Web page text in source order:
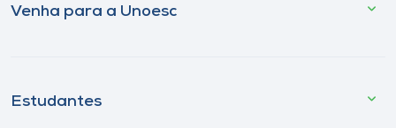
Venha para a Unoesc
Estudantes